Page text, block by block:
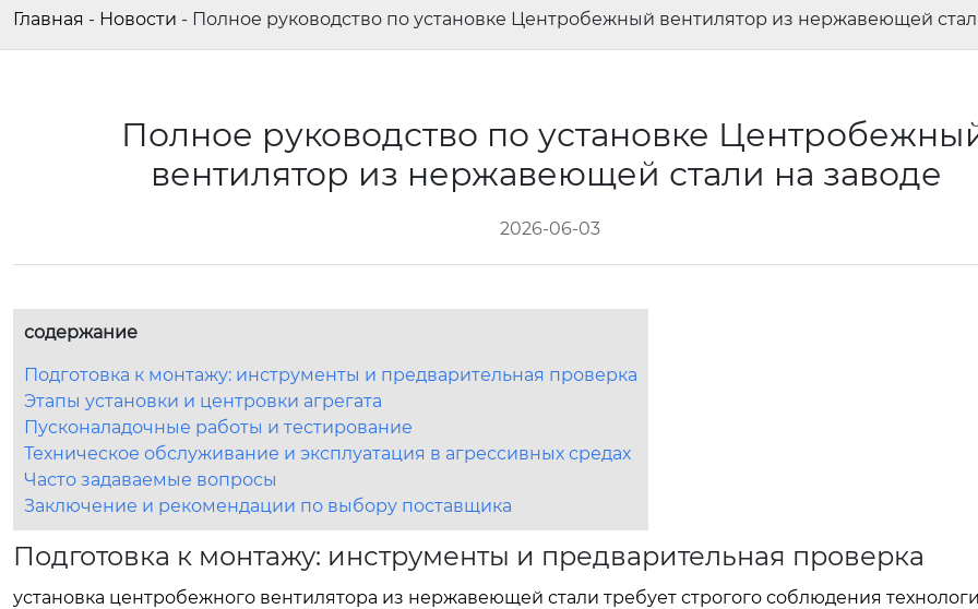
Главная - Новости - Полное руководство по установке Центробежный вентилятор из нержавеющей
Полное руководство по установке
вентилятор из нержавеющей стали на заводе
2026-06-03
содержание
Подготовка к монтажу: инструменты и предварительная проверка
Этапы установки и центровки агрегата
Пусконаладочные работы и тестирование
Техническое обслуживание и эксплуатация в агрессивных средах
Часто задаваемые вопросы
Заключение и рекомендации по выбору поставщика
Подготовка к монтажу: инструменты и предварительная проверка
установка центробежного вентилятора из нержавеющей стали требует строгого соблюдения